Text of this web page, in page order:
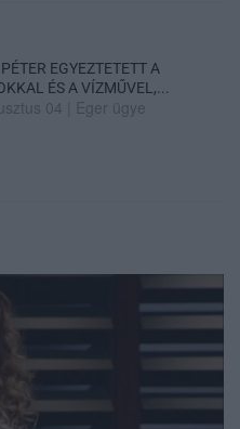
EGYEZTETETT A
ÉS A VÍZMŰVEL,...
04 Eger ügye